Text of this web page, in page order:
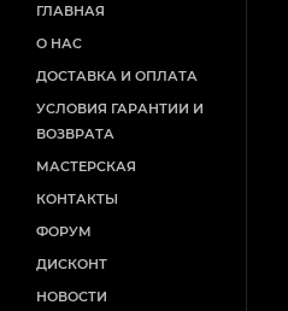
ГЛАВНАЯ
О НАС
ДОСТАВКА И ОПЛАТА
УСЛОВИЯ ГАРАНТИИ И
ВОЗВРАТА
МАСТЕРСКАЯ
КОНТАКТЫ
ФОРУМ
ДИСКОНТ
НОВОСТИ